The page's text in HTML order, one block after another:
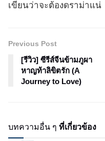
เขียนว่าจะต้องดราม่าแน่
Previous Post
[รีวิว] ซีรีส์จีนข้ามภูผา
หาญท้าลิขิตรัก (A
Journey to Love)
บทความอื่น ๆ ที่เกี่ยวข้อง